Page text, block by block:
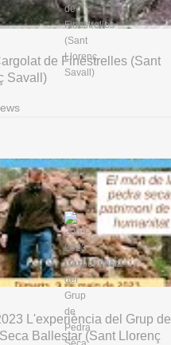
de Finestrelles (Sant
Savall)
L'experiència del Grup de
Ballestar (Sant Llorenç